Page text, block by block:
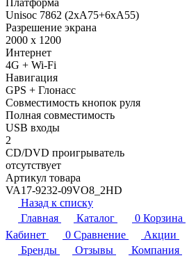
Unisoc 7862 (2xA75+6xA55)
Разрешение экрана
2000 x 1200
Интернет
4G + Wi-Fi
Навигация
GPS + Глонасс
Совместимость кнопок руля
Полная совместимость
USB входы
2
CD/DVD проигрыватель
отсутствует
Артикул товара
VA17-9232-09VO8_2HD
Назад к списку
Главная
Каталог 0 Корзина
Кабинет
0 Сравнение Акции
Бренды
Отзывы Компания